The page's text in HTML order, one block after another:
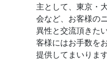
主として、東京・
会など、お客様の
異性と交流頂きた
客様にはお手数を
提供してまいりま